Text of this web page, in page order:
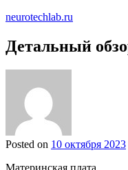
neurotechlab.ru
Детальный
Posted on 10 октября 2023
Материнская плата